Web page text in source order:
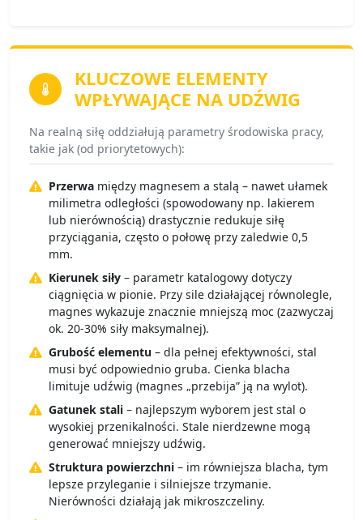
KLUCZOWE ELEMENTY
WPŁYWAJĄCE NA UDŹWIG
Na realną siłę oddziałują parametry środowiska pracy,
takie jak (od priorytetowych):
Przerwa między magnesem a stalą – nawet ułamek
milimetra odległości (spowodowany np. lakierem
lub nierównością) drastycznie redukuje siłę
przyciągania, często o połowę przy zaledwie 0,5
mm.
Kierunek siły – parametr katalogowy dotyczy
ciągnięcia w pionie. Przy sile działającej równolegle,
magnes wykazuje znacznie mniejszą moc (zazwyczaj
ok. 20-30% siły maksymalnej).
Grubość elementu – dla pełnej efektywności, stal
musi być odpowiednio gruba. Cienka blacha
limituje udźwig (magnes „przebija” ją na wylot).
Gatunek stali – najlepszym wyborem jest stal o
wysokiej przenikalności. Stale nierdzewne mogą
generować mniejszy udźwig.
Struktura powierzchni – im równiejsza blacha, tym
lepsze przyleganie i silniejsze trzymanie.
Nierówności działają jak mikroszczeliny.